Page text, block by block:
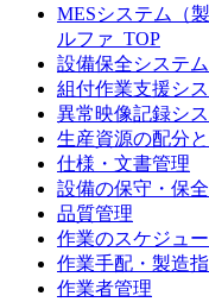
MESシステム（
ルファ_TOP
設備保全システ
組付作業支援シ
異常映像記録シ
生産資源の配分
仕様・文書管理
設備の保守・保
品質管理
作業のスケジュ
作業手配・製造
作業者管理